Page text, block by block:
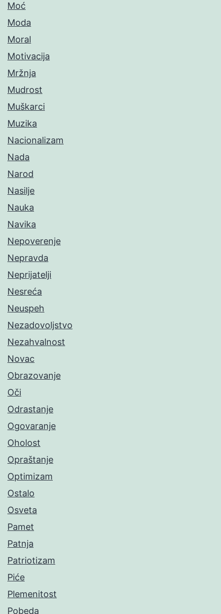
Moć
Moda
Moral
Motivacija
Mržnja
Mudrost
Muškarci
Muzika
Nacionalizam
Nada
Narod
Nasilje
Nauka
Navika
Nepoverenje
Nepravda
Neprijatelji
Nesreća
Neuspeh
Nezadovoljstvo
Nezahvalnost
Novac
Obrazovanje
Oči
Odrastanje
Ogovaranje
Oholost
Opraštanje
Optimizam
Ostalo
Osveta
Pamet
Patnja
Patriotizam
Piće
Plemenitost
Pobeda